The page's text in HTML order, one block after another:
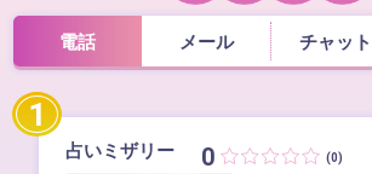
電話 メール チャット
1
占いミザリー 0 (0)